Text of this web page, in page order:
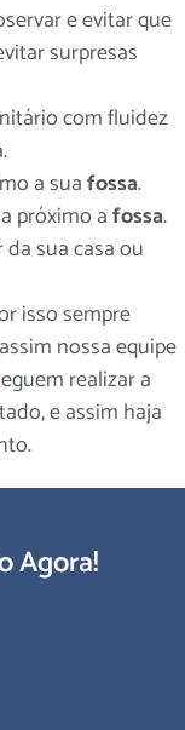
e evitar que
surpresas
com fluidez
a suafossa.
próximo afossa.
sua casa ou
isso sempre
nossa equipe
realizar a
e assim haja
Agora!